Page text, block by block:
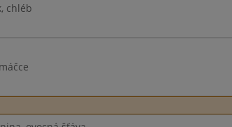
chléb